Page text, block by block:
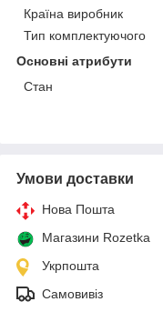
Країна виробник
Тип комплектуючого
Основні атрибути
Стан
Умови доставки
Нова Пошта
Магазини Rozetka
Укрпошта
Самовивіз